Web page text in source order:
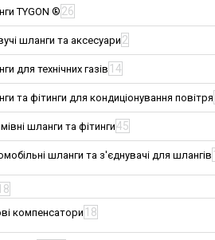
TYGON ® 26
шланги та аксесуари 2
для технічних газів 14
та фітинги для кондиціонування повітря
шланги та фітинги45
шланги та з'єднувачі для шлангів
компенсатори 18